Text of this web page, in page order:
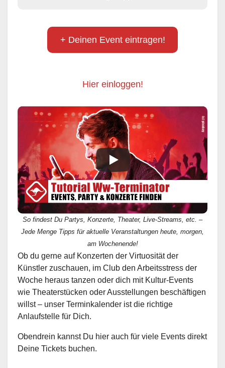
+ Deinen Event eintragen!
Hier einloggen!
So findest Du Partys, Konzerte, Theater, Live-Streams, etc. –
Jede Menge Tipps für aktuelle Veranstaltungen heute, morgen,
am Wochenende!
Ob du gerne auf Konzerten der Virtuosität der
Künstler zuschauen, im Club den Arbeitsstress der
Woche heraus tanzen oder dich mit Kultur-Events
wie Theaterstücken oder Ausstellungen beschäftigen
willst – unser Terminkalender ist die richtige
Anlaufstelle für Dich.
Obendrein kannst Du hier auch für viele Events direkt
Deine Tickets buchen.